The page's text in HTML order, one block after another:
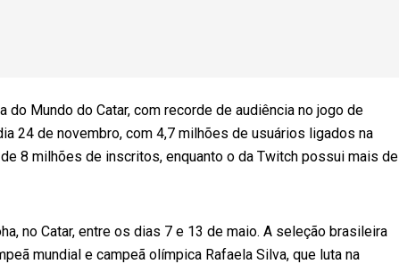
Mundo do Catar, com recorde de audiência no jogo de
24 de novembro, com 4,7 milhões de usuários ligados na
8 milhões de inscritos, enquanto o da Twitch possui mais de
no Catar, entre os dias 7 e 13 de maio. A seleção brasileira
mundial e campeã olímpica Rafaela Silva, que luta na